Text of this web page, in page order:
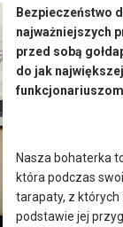
Bezpieczeństwo
najważniejszych
przed sobą
do jak
Nasza bohaterka
która podczas
tarapaty, z których
podstawie jej